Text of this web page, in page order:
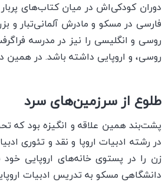
دوران کودکی‌اش در میان کتاب‌های
فارسی در مسکو و مادرش آلمانی‌تبار و
روسی و انگلیسی را نیز در مدرسه
روسی، و اروپایی داشته باشد. در همین
طلوع از سرزمین‌های سرد
پشت‌بند همین علاقه و انگیزه بود که
در رشته ادبیات اروپا و نقد و تئوری
زن را در پستوی خانه‌های اروپایی
دانشگاهی مسکو به تدریس ادبیات